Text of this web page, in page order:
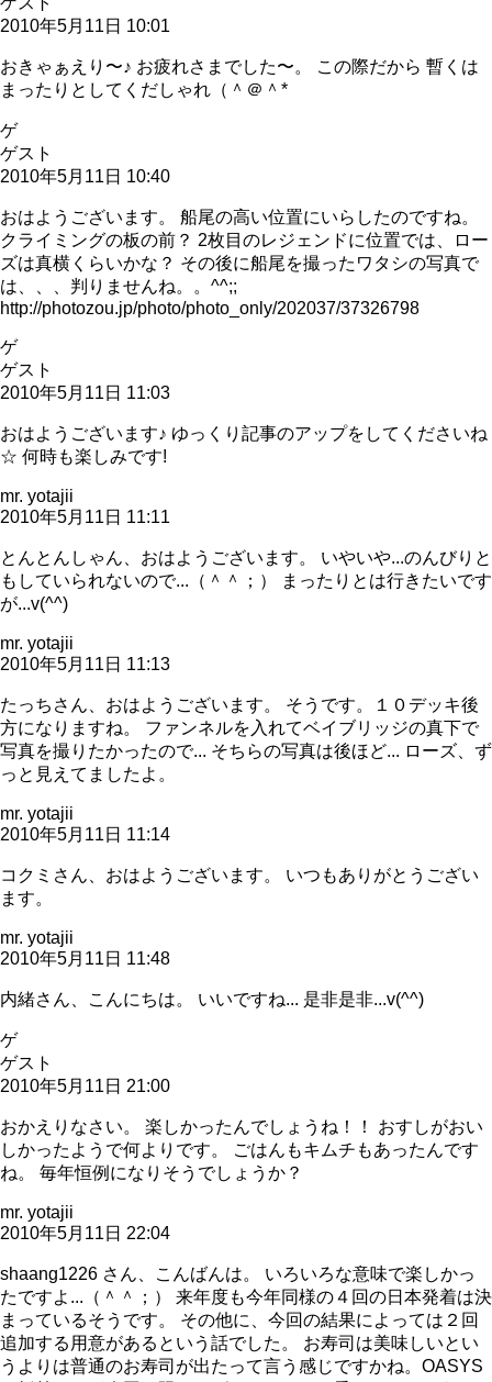
2010年5月11日 10:01
おきゃぁえり〜♪ お疲れさまでした〜。 この際だから 暫くは
まったりとしてくだしゃれ（＾＠＾*
ゲ
ゲスト
2010年5月11日 10:40
おはようございます。 船尾の高い位置にいらしたのですね。
クライミングの板の前？ 2枚目のレジェンドに位置では、ロー
ズは真横くらいかな？ その後に船尾を撮ったワタシの写真で
は、、、判りませんね。。^^;;
http://photozou.jp/photo/photo_only/202037/37326798
ゲ
ゲスト
2010年5月11日 11:03
おはようございます♪ ゆっくり記事のアップをしてくださいね
☆ 何時も楽しみです!
mr. yotajii
2010年5月11日 11:11
とんとんしゃん、おはようございます。 いやいや...のんびりと
もしていられないので...（＾＾；） まったりとは行きたいです
が...v(^^)
mr. yotajii
2010年5月11日 11:13
たっちさん、おはようございます。 そうです。１０デッキ後
方になりますね。 ファンネルを入れてベイブリッジの真下で
写真を撮りたかったので... そちらの写真は後ほど... ローズ、ず
っと見えてましたよ。
mr. yotajii
2010年5月11日 11:14
コクミさん、おはようございます。 いつもありがとうござい
ます。
mr. yotajii
2010年5月11日 11:48
内緒さん、こんにちは。 いいですね... 是非是非...v(^^)
ゲ
ゲスト
2010年5月11日 21:00
おかえりなさい。 楽しかったんでしょうね！！ おすしがおい
しかったようで何よりです。 ごはんもキムチもあったんです
ね。 毎年恒例になりそうでしょうか？
mr. yotajii
2010年5月11日 22:04
shaang1226 さん、こんばんは。 いろいろな意味で楽しかっ
たですよ...（＾＾；） 来年度も今年同様の４回の日本発着は決
まっているそうです。 その他に、今回の結果によっては２回
追加する用意があるという話でした。 お寿司は美味しいとい
うよりは普通のお寿司が出たって言う感じですかね。OASYS